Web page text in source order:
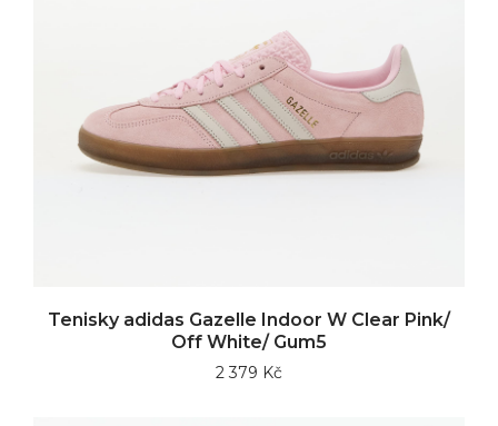
Tenisky adidas Gazelle Indoor W Clear Pink/
Off White/ Gum5
2 379 Kč